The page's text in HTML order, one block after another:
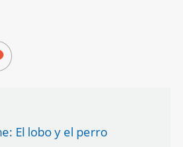
El lobo y el perro